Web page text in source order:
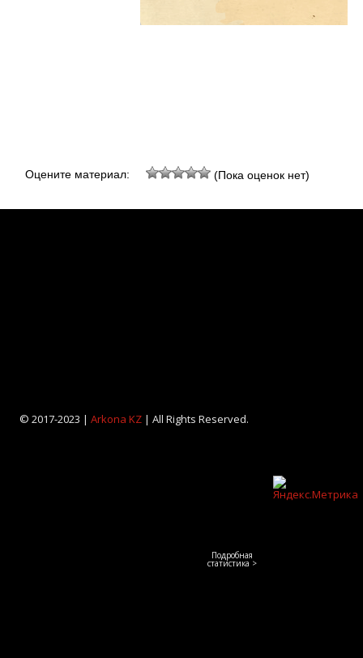
Оцените материал: (Пока оценок нет)
© 2017-2023 | Arkona KZ| All Rights Reserved.
Подробная
статистика >